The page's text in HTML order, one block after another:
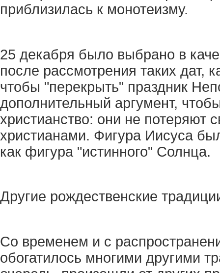
приблизилась к монотеизму.
25 декабря было выбрано в
после рассмотрения таких дат,
чтобы "перекрыть" праздник
дополнительный аргумент,
христианство: они не потеряют
христианами. Фигура Иисуса
как фигура "истинного" Солнца.
Другие рождественские
Со временем и с
обогатилось многими другими